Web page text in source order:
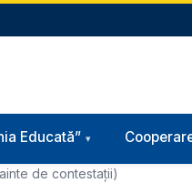
Educată”
de contestații)